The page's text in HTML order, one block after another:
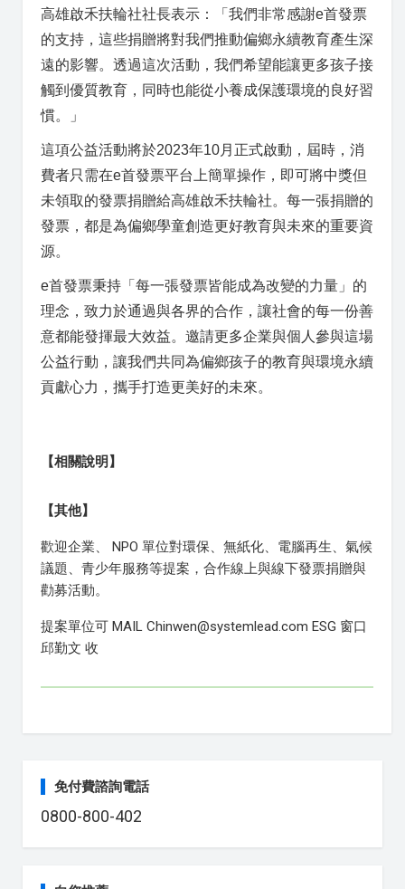
高雄啟禾扶輪社社長表示：「我們非常感謝e首發票
的支持，這些捐贈將對我們推動偏鄉永續教育產生深
遠的影響。透過這次活動，我們希望能讓更多孩子接
觸到優質教育，同時也能從小養成保護環境的良好習
慣。」
這項公益活動將於2023年10月正式啟動，屆時，消
費者只需在e首發票平台上簡單操作，即可將中獎但
未領取的發票捐贈給高雄啟禾扶輪社。每一張捐贈的
發票，都是為偏鄉學童創造更好教育與未來的重要資
源。
e首發票秉持「每一張發票皆能成為改變的力量」的
理念，致力於通過與各界的合作，讓社會的每一份善
意都能發揮最大效益。邀請更多企業與個人參與這場
公益行動，讓我們共同為偏鄉孩子的教育與環境永續
貢獻心力，攜手打造更美好的未來。
【相關說明】
【其他】
歡迎企業、 NPO 單位對環保、無紙化、電腦再生、氣候
議題、青少年服務等提案，合作線上與線下發票捐贈與
勸募活動。
提案單位可 MAIL Chinwen@systemlead.com ESG 窗口
邱勤文 收
免付費諮詢電話
0800-800-402